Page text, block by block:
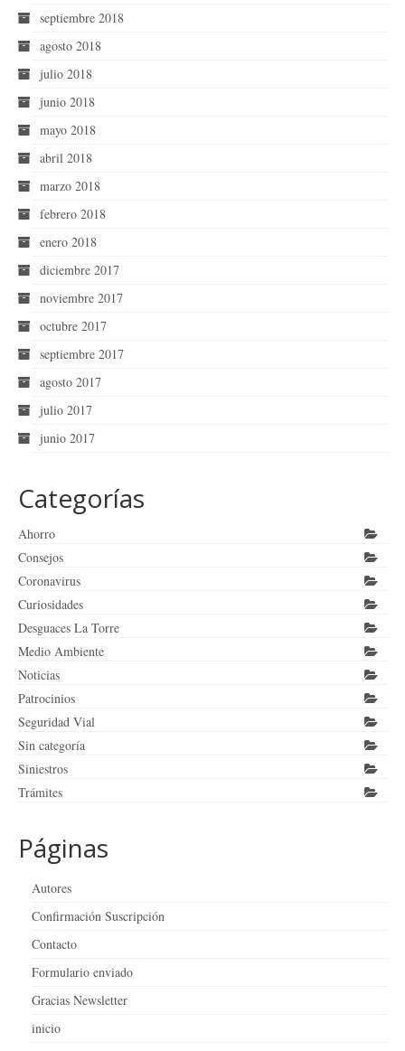
septiembre 2018
agosto 2018
julio 2018
junio 2018
mayo 2018
abril 2018
marzo 2018
febrero 2018
enero 2018
diciembre 2017
noviembre 2017
octubre 2017
septiembre 2017
agosto 2017
julio 2017
junio 2017
Categorías
Ahorro
Consejos
Coronavirus
Curiosidades
Desguaces La Torre
Medio Ambiente
Noticias
Patrocinios
Seguridad Vial
Sin categoría
Siniestros
Trámites
Páginas
Autores
Confirmación Suscripción
Contacto
Formulario enviado
Gracias Newsletter
inicio